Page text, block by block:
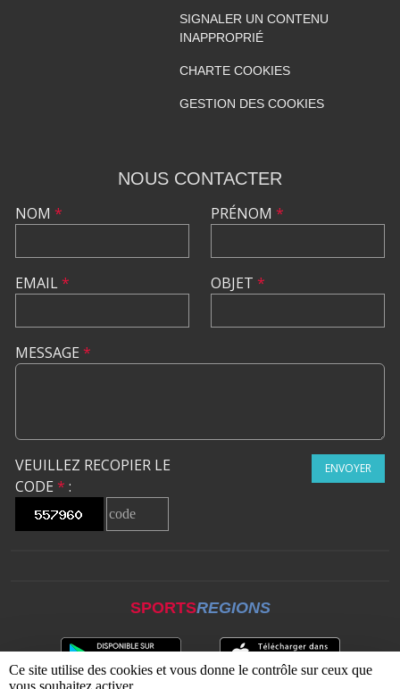
SIGNALER UN CONTENU
INAPPROPRIÉ
CHARTE COOKIES
GESTION DES COOKIES
NOUS CONTACTER
NOM *
EMAIL*
PRÉNOM *
OBJET *
MESSAGE *
VEUILLEZ RECOPIER LE
CODE * :
ENVOYER
SPORTSREGIONS
Ce site utilise des cookies et vous donne le contrôle sur ceux que
vous souhaitez activer